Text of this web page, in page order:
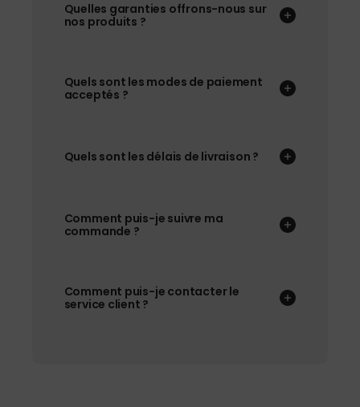
Quelles garanties offrons-nous sur
nos produits ?
Quels sont les modes de paiement
acceptés ?
Quels sont les délais de livraison ?
Comment puis-je suivre ma
commande ?
Comment puis-je contacter le
service client ?